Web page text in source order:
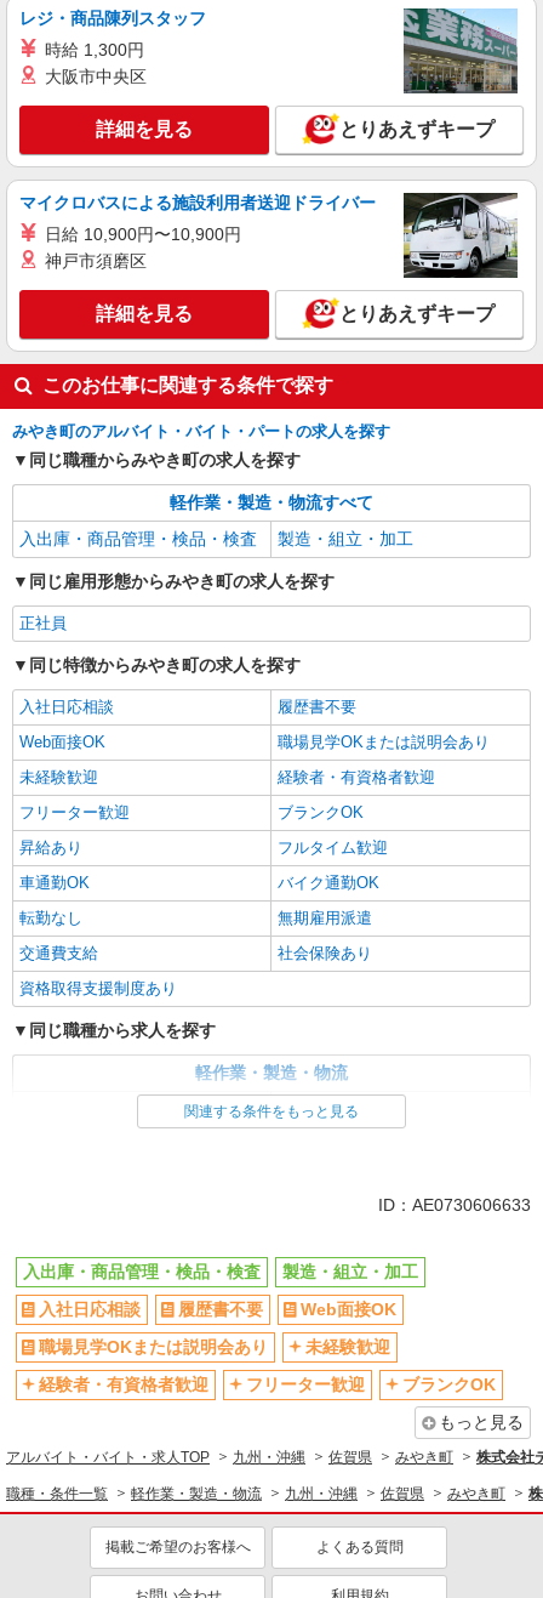
レジ・商品陳列スタッフ
時給 1,300円
大阪市中央区
詳細を見る とりあえずキープ
マイクロバスによる施設利用者送迎ドライバー
日給 10,900円〜10,900円
神戸市須磨区
詳細を見る とりあえずキープ
このお仕事に関連する条件で探す
みやき町のアルバイト・バイト・パートの求人を探す
同じ職種からみやき町の求人を探す
軽作業・製造・物流すべて
入出庫・商品管理・検品・検査
製造・組立・加工
同じ雇用形態からみやき町の求人を探す
正社員
同じ特徴からみやき町の求人を探す
入社日応相談
履歴書不要
Web面接OK
職場見学OKまたは説明会あり
未経験歓迎
経験者・有資格者歓迎
フリーター歓迎
ブランクOK
昇給あり
フルタイム歓迎
車通勤OK
バイク通勤OK
転勤なし
無期雇用派遣
交通費支給
社会保険あり
資格取得支援制度あり
同じ職種から求人を探す
軽作業・製造・物流
入出庫・商品管理・検品・検査
製造・組立・加工
関連する条件をもっと見る
ID：AE0730606633
入出庫・商品管理・検品・検査
製造・組立・加工
入社日応相談
履歴書不要
Web面接OK
職場見学OKまたは説明会あり
未経験歓迎
経験者・有資格者歓迎
フリーター歓迎
ブランクOK
もっと見る
アルバイト・バイト・求人TOP 九州・沖縄 佐賀県 みやき町 株式会社
職種・条件一覧 軽作業・製造・物流 九州・沖縄 佐賀県 みやき町
掲載ご希望のお客様へ よくある質問